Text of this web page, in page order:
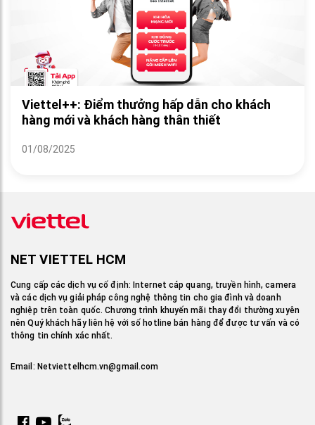
Viettel++: Điểm thưởng hấp dẫn cho khách
hàng mới và khách hàng thân thiết
01/08/2025
NET VIETTEL HCM
Cung cấp các dịch vụ cố định: Internet cáp quang, truyền hình, camera
và các dịch vụ giải pháp công nghệ thông tin cho gia đình và doanh
nghiệp trên toàn quốc. Chương trình khuyến mãi thay đổi thường xuyên
nên Quý khách hãy liên hệ với số hotline bán hàng để được tư vấn và có
thông tin chính xác nhất.
Email: Netviettelhcm.vn@gmail.com